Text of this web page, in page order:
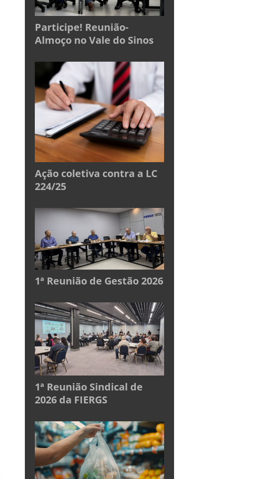
Participe! Reunião-
Almoço no Vale do Sinos
Ação coletiva contra a LC
224/25
1ª Reunião de Gestão 2026
1ª Reunião Sindical de
2026 da FIERGS